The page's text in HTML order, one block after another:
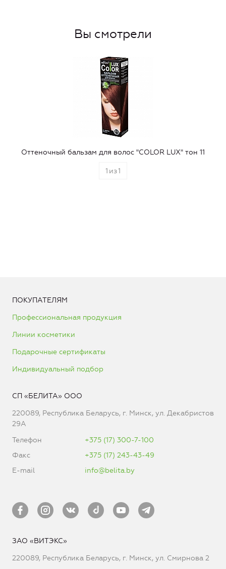
Вы смотрели
Оттеночный бальзам для волос "COLOR LUX" тон 11
1 из1
ПОКУПАТЕЛЯМ
Профессиональная продукция
Линии косметики
Подарочные сертификаты
Индивидуальный подбор
СП «БЕЛИТА» ООО
220089, Республика Беларусь, г. Минск, ул. Декабристов
29А
Телефон
+375 (17) 300-7-100
Факс
+375 (17) 243-43-49
E-mail
info@belita.by
ЗАО «ВИТЭКС»
220089, Республика Беларусь, г. Минск, ул. Смирнова 2